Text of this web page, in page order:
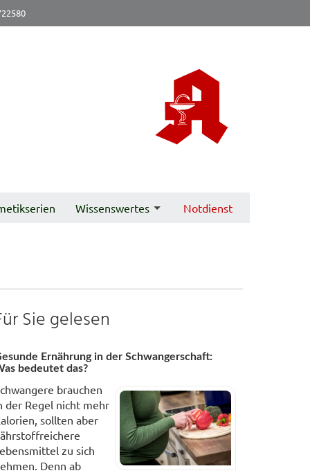
Wissenswertes Notdienst
Sie gelesen
Ernährung in der Schwangerschaft:
bedeutet das?
brauchen
der Regel nicht mehr
sollten aber
zu sich
Denn ab